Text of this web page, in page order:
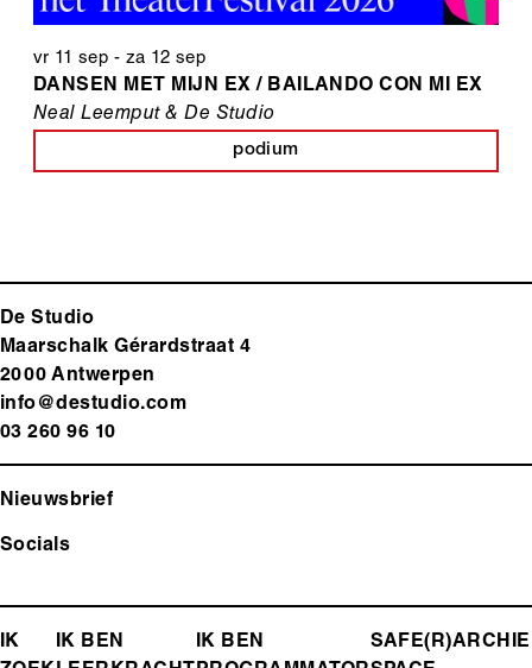
vr 11 sep - za 12 sep
DANSEN MET MIJN EX / BAILANDO CON MI EX
Neal Leemput & De Studio
podium
De Studio
Maarschalk Gérardstraat 4
2000 Antwerpen
info@destudio.com
03 260 96 10
Nieuwsbrief
Socials
FOOTER-
IK
IK BEN
IK BEN
SAFE(R)